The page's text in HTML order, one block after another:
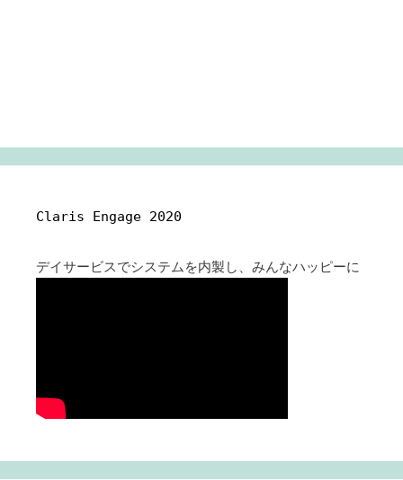
Claris Engage 2020
デイサービスでシステムを内製し、みんなハッピーに